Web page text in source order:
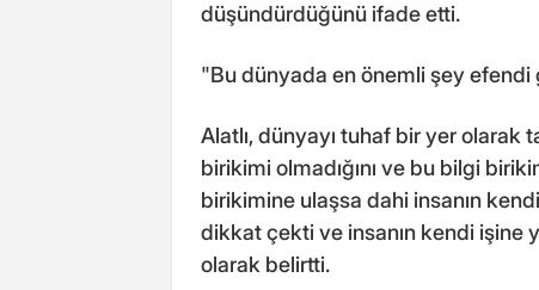
düşündürdüğünü ifade etti.
"Bu dünyada en önemli şey efendi
Alatlı, dünyayı tuhaf bir yer olarak
birikimi olmadığını ve bu bilgi
birikimine ulaşsa dahi insanın
dikkat çekti ve insanın kendi
olarak belirtti.